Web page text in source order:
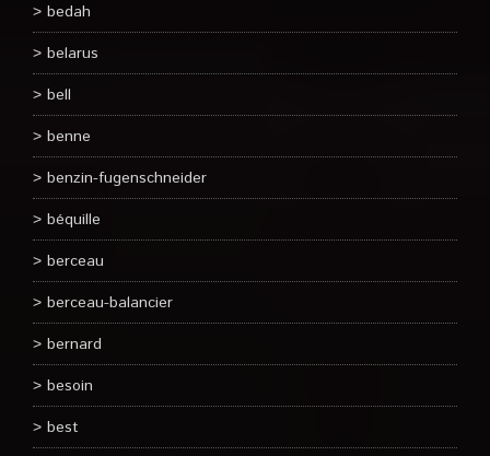
bedah
belarus
bell
benne
benzin-fugenschneider
béquille
berceau
berceau-balancier
bernard
besoin
best